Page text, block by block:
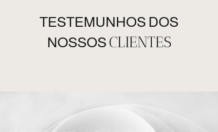
TESTEMUNHOS DOS
NOSSOS CLIENTES